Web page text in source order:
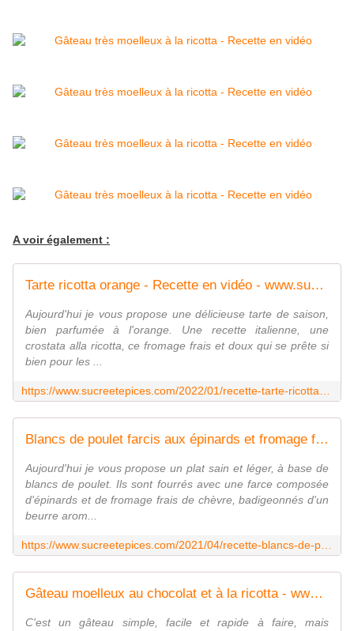
A voir également :
Tarte ricotta orange - Recette en vidéo - www.sucreetepices.com
Aujourd'hui je vous propose une délicieuse tarte de saison,
bien parfumée à l'orange. Une recette italienne, une
crostata alla ricotta, ce fromage frais et doux qui se prête si
bien pour les ...
Blancs de poulet farcis aux épinards et fromage frais de chèvre - recette en vidéo - www.sucreetepices.com
Aujourd'hui je vous propose un plat sain et léger, à base de
blancs de poulet. Ils sont fourrés avec une farce composée
d'épinards et de fromage frais de chèvre, badigeonnés d'un
beurre arom...
Gâteau moelleux au chocolat et à la ricotta - www.sucreetepices.com
C'est un gâteau simple, facile et rapide à faire, mais